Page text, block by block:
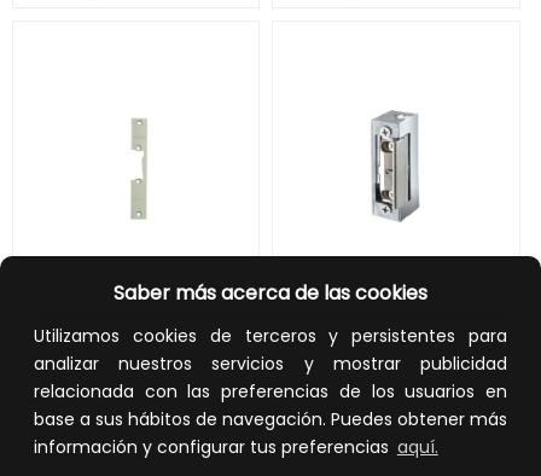
Saber más acerca de las cookies
Utilizamos cookies de terceros y persistentes para
analizar nuestros servicios y mostrar publicidad
relacionada con las preferencias de los usuarios en
base a sus hábitos de navegación. Puedes obtener más
información y configurar tus preferencias aquí.
REF:02973
4,00 €
Impuestos no incluidos.
AÑADIR A LA CESTA
REF: 06465
42,00 €
Impuestos no incluidos.
AÑADIR A LA CESTA